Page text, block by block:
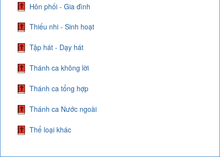
Hôn phối - Gia đình
Thiếu nhi - Sinh hoạt
Tập hát - Dạy hát
Thánh ca không lời
Thánh ca tổng hợp
Thánh ca Nước ngoài
Thể loại khác